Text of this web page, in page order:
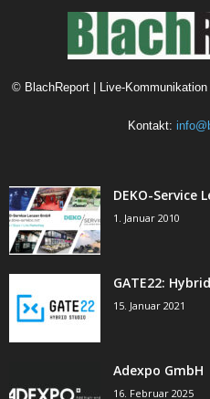
© BlachReport | Live-
Kontakt:
DEKO-Service
1. Januar 2010
GATE22:
15. Januar 2021
Adexpo GmbH
16. Februar 2025